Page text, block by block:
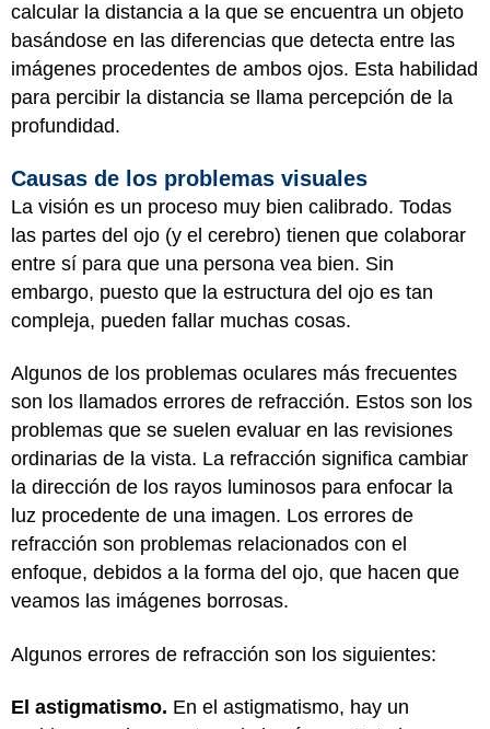
calcular la distancia a la que se encuentra un objeto
basándose en las diferencias que detecta entre las
imágenes procedentes de ambos ojos. Esta habilidad
para percibir la distancia se llama percepción de la
profundidad.
Causas de los problemas visuales
La visión es un proceso muy bien calibrado. Todas
las partes del ojo (y el cerebro) tienen que colaborar
entre sí para que una persona vea bien. Sin
embargo, puesto que la estructura del ojo es tan
compleja, pueden fallar muchas cosas.
Algunos de los problemas oculares más frecuentes
son los llamados errores de refracción. Estos son los
problemas que se suelen evaluar en las revisiones
ordinarias de la vista. La refracción significa cambiar
la dirección de los rayos luminosos para enfocar la
luz procedente de una imagen. Los errores de
refracción son problemas relacionados con el
enfoque, debidos a la forma del ojo, que hacen que
veamos las imágenes borrosas.
Algunos errores de refracción son los siguientes:
El astigmatismo. En el astigmatismo, hay un